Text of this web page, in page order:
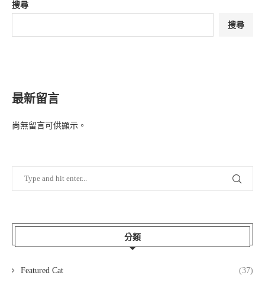
搜尋
搜尋
最新留言
尚無留言可供顯示。
分類
Featured Cat (37)